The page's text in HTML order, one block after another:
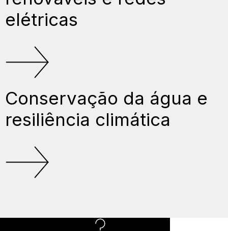
elétricas
Conservação da água e
resiliência climática